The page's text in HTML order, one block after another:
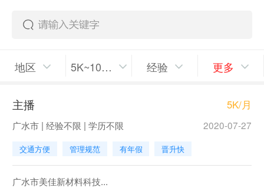
地区 5K~10K/月 经验 更多
主播 5K/月
广水市 | 经验不限 | 学历不限 2020-07-27
交通方便 管理规范 有年假 晋升快
广水市美佳新材料科技...